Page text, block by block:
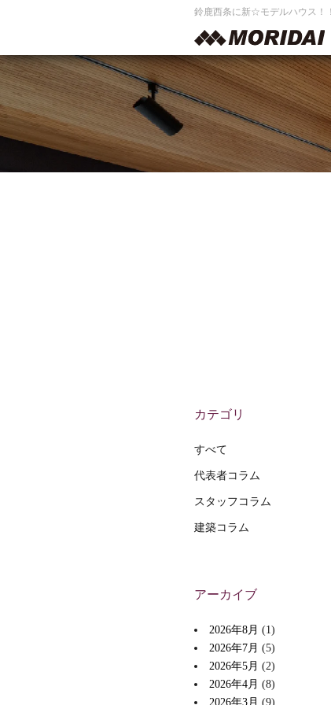
鈴鹿西条に新☆モデルハウス！！
カテゴリ
すべて
代表者コラム
スタッフコラム
建築コラム
アーカイブ
2026年8月 (1)
2026年7月 (5)
2026年5月 (2)
2026年4月 (8)
2026年3月 (9)